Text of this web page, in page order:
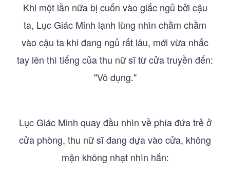
Khi một lần nữa bị cuốn vào giấc ngủ bởi cậu
ta, Lục Giác Minh lạnh lùng nhìn chằm chằm
vào cậu ta khi đang ngủ rất lâu, mới vừa nhấc
tay lên thì tiếng của thu nữ sĩ từ cửa truyền đến:
"Vô dụng."
Lục Giác Minh quay đầu nhìn về phía đứa trẻ ở
cửa phòng, thu nữ sĩ đang dựa vào cửa, không
mặn không nhạt nhìn hắn: